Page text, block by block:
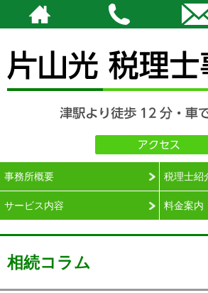
片山光税理士事務所｜三重県津市の税理
津駅より徒歩12分・車で3分
ご契約までの流れ
相談のご予約：059-229-4770（平日 9：
完全予約。相談は時間外・土日祝日も対
メールでの相談申込み（24 時間受付）
事務所概要 税理士紹
サービス内容 料金案内
相続コラム